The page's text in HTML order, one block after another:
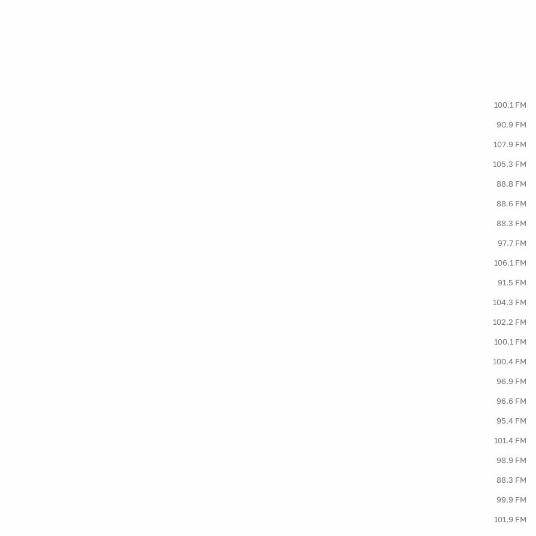
100.1 FM
90.9 FM
107.9 FM
105.3 FM
88.8 FM
88.6 FM
88.3 FM
97.7 FM
106.1 FM
91.5 FM
104.3 FM
102.2 FM
100.1 FM
100.4 FM
96.9 FM
96.6 FM
95.4 FM
101.4 FM
98.9 FM
88.3 FM
99.9 FM
101.9 FM